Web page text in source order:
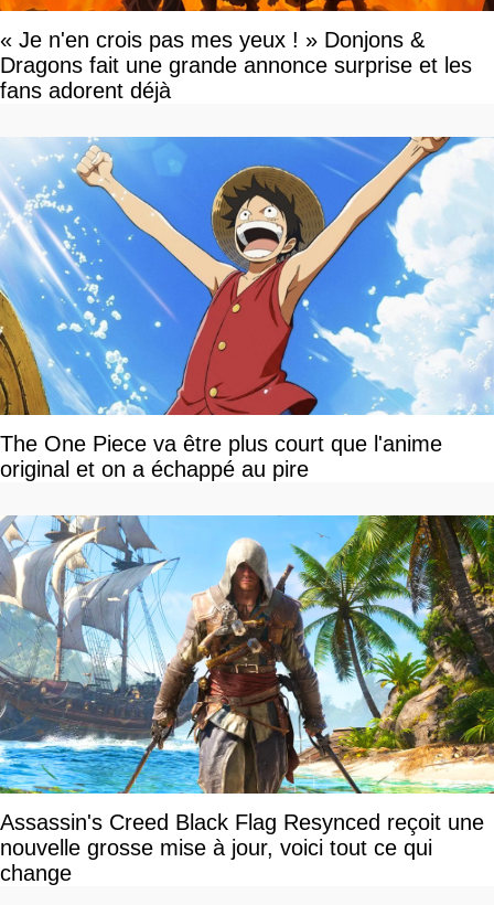
« Je n'en crois pas mes yeux ! » Donjons &
Dragons fait une grande annonce surprise et les
fans adorent déjà
The One Piece va être plus court que l'anime
original et on a échappé au pire
Assassin's Creed Black Flag Resynced reçoit une
nouvelle grosse mise à jour, voici tout ce qui
change